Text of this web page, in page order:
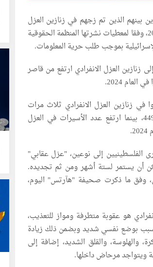
بينهم الذين تم زجهم في زنازين العزل
الانفرادي في السجون الإسرائيلية بشكل هائل منذ العام 2023، وفقا لمعطيات نشرتها المنظمة الحقوقية
بموجب طلب حرية المعلومات.
زنازين العزل الانفرادي ارتفع من قاصر
في زنازين العزل الانفرادي ثلاث مرات
تقريبا في العام 2024 قياسا بالعام 2023 وبلغ عددهم 4493، بينما ارتفع عدد الأسيرات في العزل
الفلسطينيين إلى نوعين، "عزل عقابي"
يمكن أن يستمر لستة أشهر ومن ثم تجديده.
وفق ما ذكرت صحيفة "هآرتس" اليوم،
هو عقوبة متطرفة ومواز للتعذيب،
بوضع نفسي شديد وبضمن ذلك زيادة
والهلوسة، والقلق الشديد، إضافة إلى
ويتواجد مرحاض داخلها.